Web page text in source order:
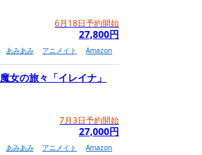
6月18日予約開始
27,800円
あみあみ アニメイト Amazon
魔女の旅々「イレイナ」
7月3日予約開始
27,000円
あみあみ アニメイト Amazon